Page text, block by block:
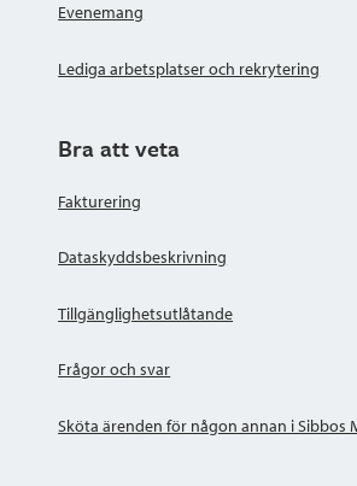
Evenemang
Lediga arbetsplatser och rekrytering
Bra att veta
Fakturering
Dataskyddsbeskrivning
Tillgänglighetsutlåtande
Frågor och svar
Sköta ärenden för någon annan i Sibbos